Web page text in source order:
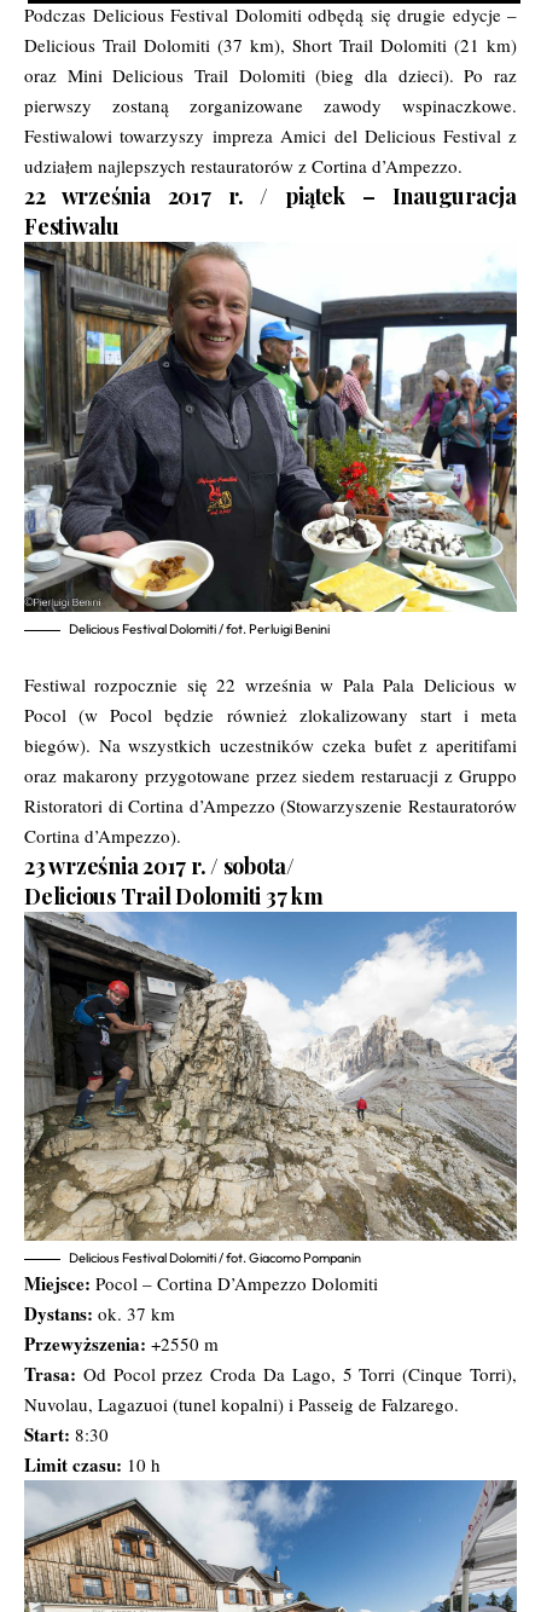
Podczas Delicious Festival Dolomiti odbędą się drugie edycje –
Delicious Trail Dolomiti (37 km), Short Trail Dolomiti (21 km)
oraz Mini Delicious Trail Dolomiti (bieg dla dzieci). Po raz
pierwszy zostaną zorganizowane zawody wspinaczkowe.
Festiwalowi towarzyszy impreza Amici del Delicious Festival z
udziałem najlepszych restauratorów z Cortina d’Ampezzo.
22 września 2017 r. / piątek – Inauguracja
Festiwalu
Delicious Festival Dolomiti / fot. Perluigi Benini
Festiwal rozpocznie się 22 września w Pala Pala Delicious w
Pocol (w Pocol będzie również zlokalizowany start i meta
biegów). Na wszystkich uczestników czeka bufet z aperitifami
oraz makarony przygotowane przez siedem restaruacji z Gruppo
Ristoratori di Cortina d’Ampezzo (Stowarzyszenie Restauratorów
Cortina d’Ampezzo).
23 września 2017 r. / sobota/
Delicious Trail Dolomiti 37 km
Delicious Festival Dolomiti / fot. Giacomo Pompanin
Miejsce: Pocol – Cortina D’Ampezzo Dolomiti
Dystans: ok. 37 km
Przewyższenia: +2550 m
Trasa: Od Pocol przez Croda Da Lago, 5 Torri (Cinque Torri),
Nuvolau, Lagazuoi (tunel kopalni) i Passeig de Falzarego.
Start: 8:30
Limit czasu: 10 h